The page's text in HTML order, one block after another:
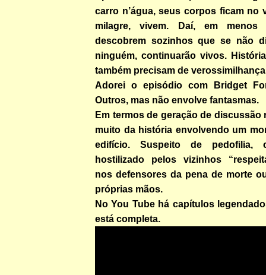
carro n’água, seus corpos ficam no
milagre, vivem. Daí, em
descobrem sozinhos que se não
ninguém, continuarão vivos.
também precisam de
Adorei o episódio com Bridget
Outros, mas não envolve fantasmas.
Em termos de geração de discussão
muito da história envolvendo um
edifício. Suspeito de pedofilia,
hostilizado pelos vizinhos
nos defensores da pena de morte
próprias mãos.
No You Tube há capítulos
está completa.